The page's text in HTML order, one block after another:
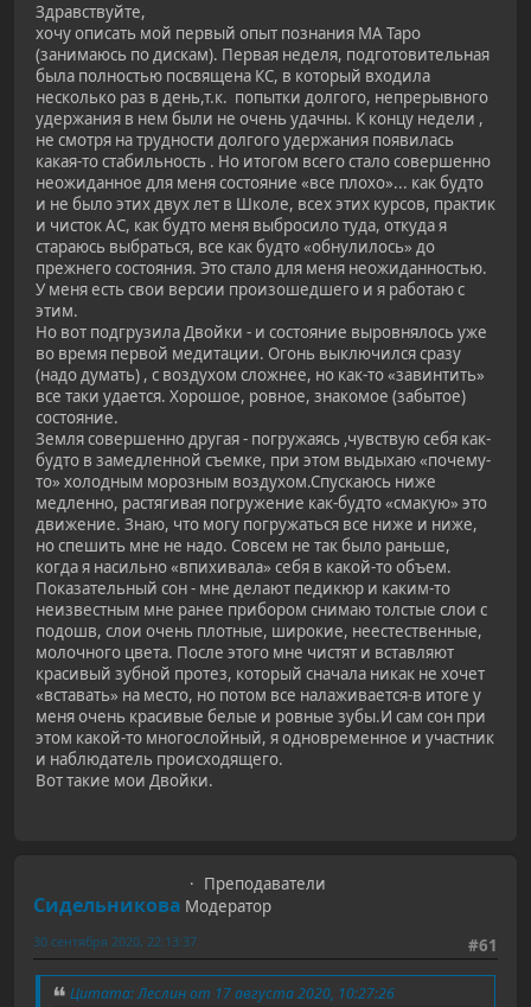
Здравствуйте,
хочу описать мой первый опыт познания МА Таро
(занимаюсь по дискам). Первая неделя, подготовительная
была полностью посвящена КС, в который входила
несколько раз в день,т.к. попытки долгого, непрерывного
удержания в нем были не очень удачны. К концу недели ,
не смотря на трудности долгого удержания появилась
какая-то стабильность . Но итогом всего стало совершенно
неожиданное для меня состояние «все плохо»... как будто
и не было этих двух лет в Школе, всех этих курсов, практик
и чисток АС, как будто меня выбросило туда, откуда я
стараюсь выбраться, все как будто «обнулилось» до
прежнего состояния. Это стало для меня неожиданностью.
У меня есть свои версии произошедшего и я работаю с
этим.
Но вот подгрузила Двойки - и состояние выровнялось уже
во время первой медитации. Огонь выключился сразу
(надо думать) , с воздухом сложнее, но как-то «завинтить»
все таки удается. Хорошое, ровное, знакомое (забытое)
состояние.
Земля совершенно другая - погружаясь ,чувствую себя как-
будто в замедленной съемке, при этом выдыхаю «почему-
то» холодным морозным воздухом.Спускаюсь ниже
медленно, растягивая погружение как-будто «смакую» это
движение. Знаю, что могу погружаться все ниже и ниже,
но спешить мне не надо. Совсем не так было раньше,
когда я насильно «впихивала» себя в какой-то объем.
Показательный сон - мне делают педикюр и каким-то
неизвестным мне ранее прибором снимаю толстые слои с
подошв, слои очень плотные, широкие, неестественные,
молочного цвета. После этого мне чистят и вставляют
красивый зубной протез, который сначала никак не хочет
«вставать» на место, но потом все налаживается-в итоге у
меня очень красивые белые и ровные зубы.И сам сон при
этом какой-то многослойный, я одновременное и участник
и наблюдатель происходящего.
Вот такие мои Двойки.
Сидельникова
Преподаватели
Модератор
#61
30 сентября 2020, 22:13:37
Цитата: Леслин от 17 августа 2020, 10:27:26